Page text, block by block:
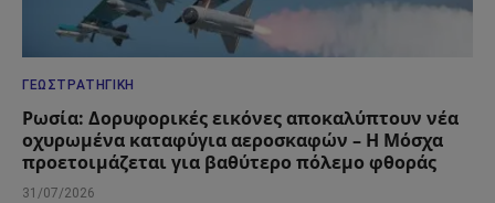
ΓΕΩΣΤΡΑΤΗΓΙΚΉ
Ρωσία: Δορυφορικές εικόνες αποκαλύπτουν νέα
οχυρωμένα καταφύγια αεροσκαφών – Η Μόσχα
προετοιμάζεται για βαθύτερο πόλεμο φθοράς
31/07/2026